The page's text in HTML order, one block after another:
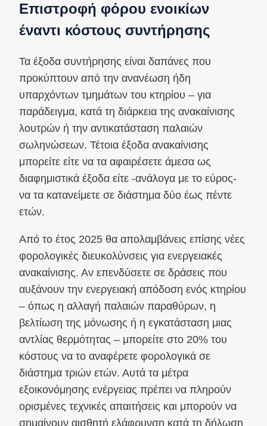
Επιστροφή φόρου ενοικίων
έναντι κόστους συντήρησης
Τα έξοδα συντήρησης είναι δαπάνες που
προκύπτουν από την ανανέωση ήδη
υπαρχόντων τμημάτων του κτηρίου – για
παράδειγμα, κατά τη διάρκεια της ανακαίνισης
λουτρών ή την αντικατάσταση παλαιών
σωληνώσεων. Τέτοια έξοδα ανακαίνισης
μπορείτε είτε να τα αφαιρέσετε άμεσα ως
διαφημιστικά έξοδα είτε -ανάλογα με το εύρος-
να τα κατανείμετε σε διάστημα δύο έως πέντε
ετών.
Από το έτος 2025 θα απολαμβάνεις επίσης νέες
φορολογικές διευκολύνσεις για ενεργειακές
ανακαίνισης. Αν επενδύσετε σε δράσεις που
αυξάνουν την ενεργειακή απόδοση ενός κτηρίου
– όπως η αλλαγή παλαιών παραθύρων, η
βελτίωση της μόνωσης ή η εγκατάσταση μιας
αντλίας θερμότητας – μπορείτε στο 20% του
κόστους να το αναφέρετε φορολογικά σε
διάστημα τριών ετών. Αυτά τα μέτρα
εξοικονόμησης ενέργειας πρέπει να πληρούν
ορισμένες τεχνικές απαιτήσεις και μπορούν να
σημαίνουν αισθητή ελάφρυνση κατά τη δήλωση